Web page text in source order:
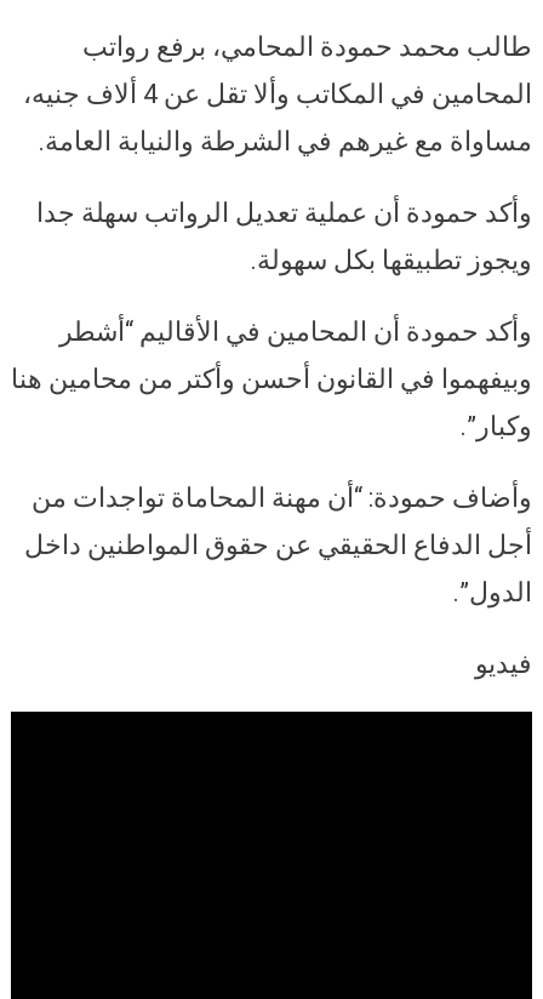
طالب محمد حمودة المحامي، برفع رواتب
المحامين في المكاتب وألا تقل عن 4 ألاف جنيه،
مساواة مع غيرهم في الشرطة والنيابة العامة.
وأكد حمودة أن عملية تعديل الرواتب سهلة جدا
ويجوز تطبيقها بكل سهولة.
وأكد حمودة أن المحامين في الأقاليم “أشطر
وبيفهموا في القانون أحسن وأكتر من محامين هنا
وكبار”.
وأضاف حمودة: “أن مهنة المحاماة تواجدات من
أجل الدفاع الحقيقي عن حقوق المواطنين داخل
الدول”.
فيديو